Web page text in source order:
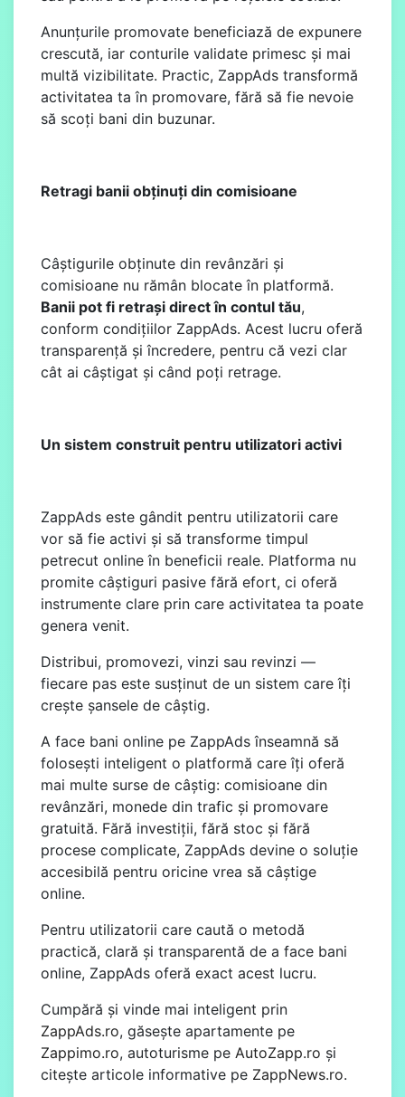
Anunțurile promovate beneficiază de expunere
crescută, iar conturile validate primesc și mai
multă vizibilitate. Practic, ZappAds transformă
activitatea ta în promovare, fără să fie nevoie
să scoți bani din buzunar.
Retragi banii obținuți din comisioane
Câștigurile obținute din revânzări și
comisioane nu rămân blocate în platformă.
Banii pot fi retrași direct în contul tău,
conform condițiilor ZappAds. Acest lucru oferă
transparență și încredere, pentru că vezi clar
cât ai câștigat și când poți retrage.
Un sistem construit pentru utilizatori activi
ZappAds este gândit pentru utilizatorii care
vor să fie activi și să transforme timpul
petrecut online în beneficii reale. Platforma nu
promite câștiguri pasive fără efort, ci oferă
instrumente clare prin care activitatea ta poate
genera venit.
Distribui, promovezi, vinzi sau revinzi —
fiecare pas este susținut de un sistem care îți
crește șansele de câștig.
A face bani online pe ZappAds înseamnă să
folosești inteligent o platformă care îți oferă
mai multe surse de câștig: comisioane din
revânzări, monede din trafic și promovare
gratuită. Fără investiții, fără stoc și fără
procese complicate, ZappAds devine o soluție
accesibilă pentru oricine vrea să câștige
online.
Pentru utilizatorii care caută o metodă
practică, clară și transparentă de a face bani
online, ZappAds oferă exact acest lucru.
Cumpără și vinde mai inteligent prin
ZappAds.ro, găsește apartamente pe
Zappimo.ro, autoturisme pe AutoZapp.ro și
citește articole informative pe ZappNews.ro.